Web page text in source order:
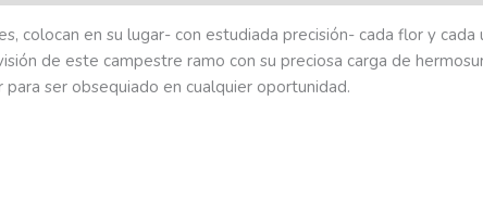
colocan en su lugar- con estudiada precisión- cada flor y
de este campestre ramo con su preciosa carga de
ser obsequiado en cualquier oportunidad.